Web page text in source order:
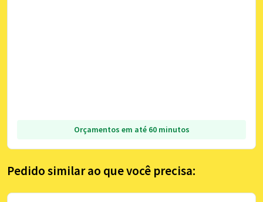
Orçamentos em até 60 minutos
Pedido similar ao que você precisa: